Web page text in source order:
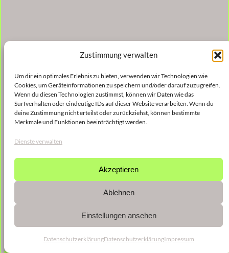
Zustimmung verwalten
Um dir ein optimales Erlebnis zu bieten, verwenden wir Technologien wie
Cookies, um Geräteinformationen zu speichern und/oder darauf zuzugreifen.
Wenn du diesen Technologien zustimmst, können wir Daten wie das
Surfverhalten oder eindeutige IDs auf dieser Website verarbeiten. Wenn du
deine Zustimmung nicht erteilst oder zurückziehst, können bestimmte
Merkmale und Funktionen beeinträchtigt werden.
Dienste verwalten
Akzeptieren
Ablehnen
Einstellungen ansehen
DatenschutzerklärungDatenschutzerklärungImpressum